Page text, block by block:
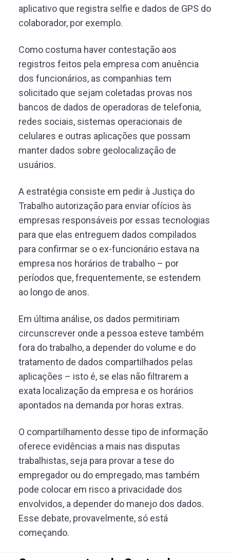
aplicativo que registra selfie e dados de GPS do
colaborador, por exemplo.
Como costuma haver contestação aos
registros feitos pela empresa com anuência
dos funcionários, as companhias tem
solicitado que sejam coletadas provas nos
bancos de dados de operadoras de telefonia,
redes sociais, sistemas operacionais de
celulares e outras aplicações que possam
manter dados sobre geolocalização de
usuários.
A estratégia consiste em pedir à Justiça do
Trabalho autorização para enviar ofícios às
empresas responsáveis por essas tecnologias
para que elas entreguem dados compilados
para confirmar se o ex-funcionário estava na
empresa nos horários de trabalho – por
períodos que, frequentemente, se estendem
ao longo de anos.
Em última análise, os dados permitiriam
circunscrever onde a pessoa esteve também
fora do trabalho, a depender do volume e do
tratamento de dados compartilhados pelas
aplicações – isto é, se elas não filtrarem a
exata localização da empresa e os horários
apontados na demanda por horas extras.
O compartilhamento desse tipo de informação
oferece evidências a mais nas disputas
trabalhistas, seja para provar a tese do
empregador ou do empregado, mas também
pode colocar em risco a privacidade dos
envolvidos, a depender do manejo dos dados.
Esse debate, provavelmente, só está
começando.